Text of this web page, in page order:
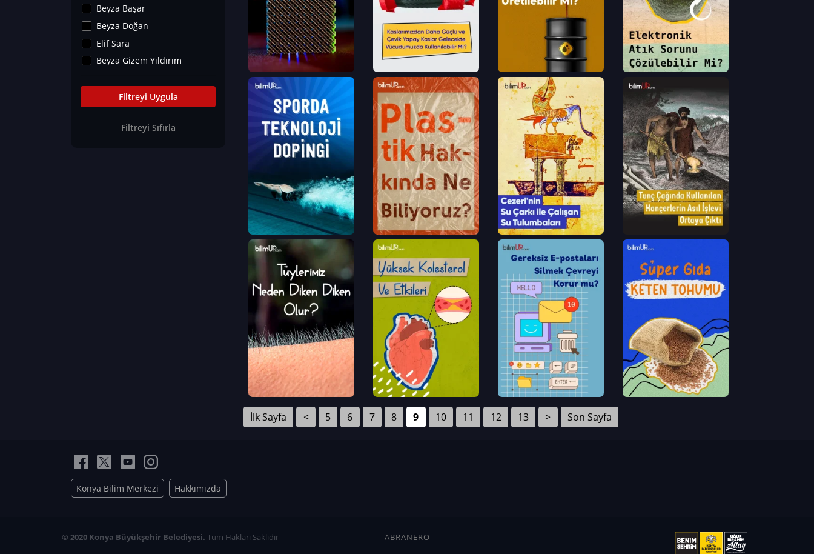
Arkeoloji
Kültür&Sanat
Yaşam Tavsiyeleri
Merakoloji
Eğitim Bilimleri
Beyza Başar
Beyza Doğan
Elif Sara
Beyza Gizem Yıldırım
İlknur İyigökler
Büşra Elif Kıvrak
Can TORUN
Filtreyi Uygula
Filtreyi Sıfırla
İlk Sayfa < 5 6 7 8 9 10 11 12 13 > Son Sayfa
Konya Bilim Merkezi Hakkımızda
© 2020 Konya Büyükşehir Belediyesi. Tüm Hakları Saklıdır ABRANERO